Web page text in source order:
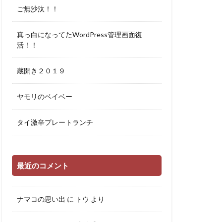
ご無沙汰！！
真っ白になってたWordPress管理画面復
活！！
蔵開き２０１９
ヤモリのベイベー
タイ激辛プレートランチ
最近のコメント
ナマコの思い出 に トウ より